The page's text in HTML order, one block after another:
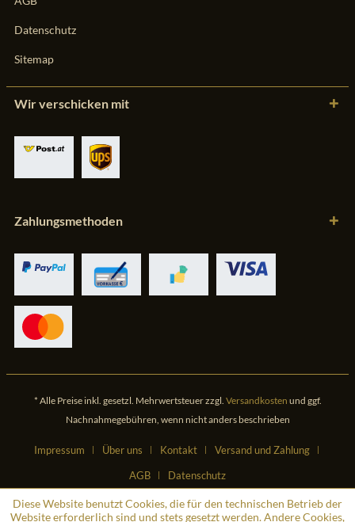
Datenschutz
Sitemap
Wir verschicken mit
Zahlungsmethoden
* Alle Preise inkl. gesetzl. Mehrwertsteuer zzgl. Versandkosten und ggf.
Nachnahmegebühren, wenn nicht anders beschrieben
Impressum Über uns Kontakt
Versand und Zahlung
AGB
Datenschutz
Diese Website benutzt Cookies, die für den technischen Betrieb der
Website erforderlich sind und stets gesetzt werden. Andere Cookies,